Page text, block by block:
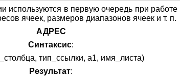
используются в первую очередь при работе
ячеек, размеров диапазонов ячеек и т. п.
АДРЕС
Синтаксис:
тип_ссылки, a1, имя_листа)
Результат: